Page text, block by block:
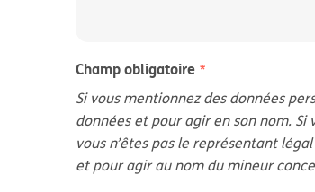
Champ obligatoire
Si vous mentionnez des données
données et pour agir en son nom.
vous n’êtes pas le représentant
et pour agir au nom du mineur